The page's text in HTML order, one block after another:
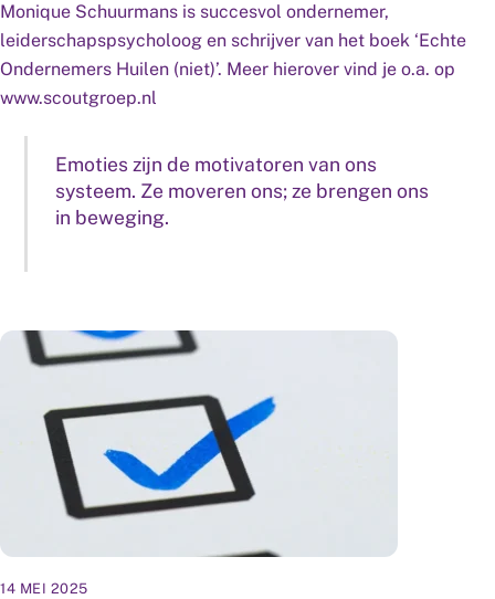
Monique Schuurmans is succesvol ondernemer,
leiderschapspsycholoog en schrijver van het boek ‘Echte
Ondernemers Huilen (niet)’. Meer hierover vind je o.a. op
www.scoutgroep.nl
Emoties zijn de motivatoren van ons
systeem. Ze moveren ons; ze brengen ons
in beweging.
14 MEI 2025